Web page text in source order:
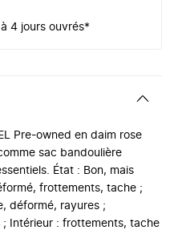
4 jours ouvrés*
Pre-owned en daim rose
sac bandoulière
État : Bon, mais
frottements, tache ;
déformé, rayures ;
; Intérieur : frottements, tache